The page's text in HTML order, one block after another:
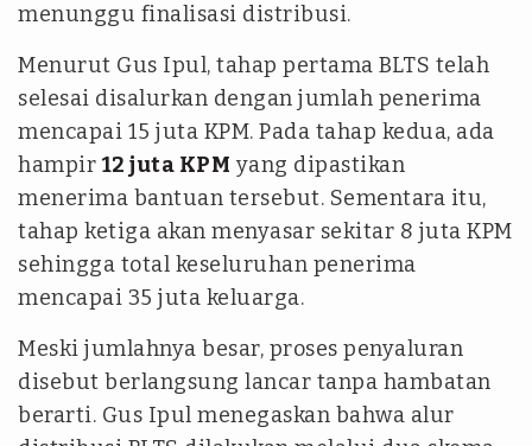
menunggu finalisasi distribusi.
Menurut Gus Ipul, tahap pertama BLTS telah
selesai disalurkan dengan jumlah penerima
mencapai 15 juta KPM. Pada tahap kedua, ada
hampir12 juta KPM yang dipastikan
menerima bantuan tersebut. Sementara itu,
tahap ketiga akan menyasar sekitar 8 juta KPM
sehingga total keseluruhan penerima
mencapai 35 juta keluarga.
Meski jumlahnya besar, proses penyaluran
disebut berlangsung lancar tanpa hambatan
berarti. Gus Ipul menegaskan bahwa alur